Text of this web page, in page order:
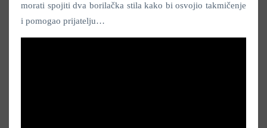
morati spojiti dva borilačka stila kako bi osvojio takmičenje
i pomogao prijatelju…